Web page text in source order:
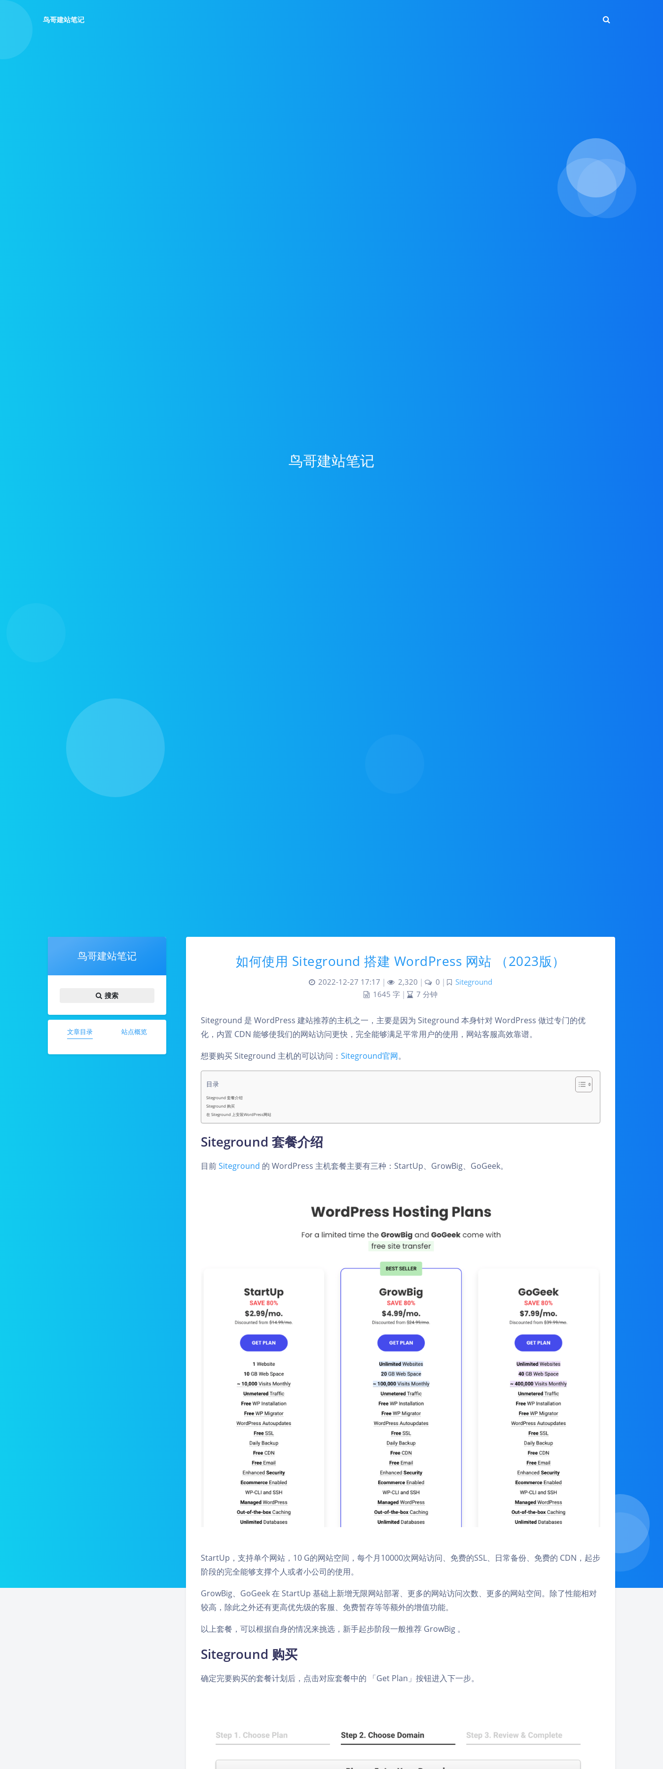
鸟哥建站笔记
鸟哥建站笔记
鸟哥建站笔记
搜索
文章目录 站点概览
如何使用 Siteground 搭建 WordPress 网站 （2023版）
2022-12-27 17:17 | 2,320 | 0 |
Siteground
1645 字 | 7 分钟
Siteground 是 WordPress 建站推荐的主机之一，主要是因为 Siteground 本身针对 WordPress 做过专门的优
化，内置 CDN 能够使我们的网站访问更快，完全能够满足平常用户的使用，网站客服高效靠谱。
想要购买 Siteground 主机的可以访问： Siteground官网。
目录
Siteground 套餐介绍
Siteground 购买
在 Siteground 上安装WordPress网站
Siteground 套餐介绍
目前Siteground 的 WordPress 主机套餐主要有三种：StartUp、GrowBig、GoGeek。
StartUp，支持单个网站，10 G的网站空间，每个月10000次网站访问、免费的SSL、日常备份、免费的 CDN，起步
阶段的完全能够支撑个人或者小公司的使用。
GrowBig、GoGeek 在 StartUp 基础上新增无限网站部署、更多的网站访问次数、更多的网站空间。除了性能相对
较高，除此之外还有更高优先级的客服、免费暂存等等额外的增值功能。
以上套餐，可以根据自身的情况来挑选，新手起步阶段一般推荐 GrowBig 。
Siteground 购买
确定完要购买的套餐计划后，点击对应套餐中的 「Get Plan」按钮进入下一步。